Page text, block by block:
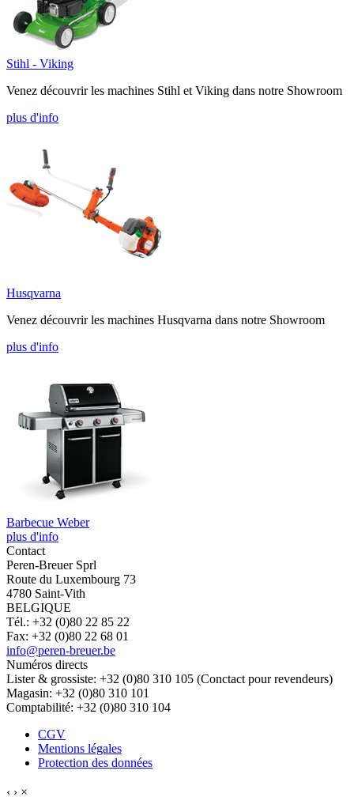
Stihl - Viking
Venez découvrir les machines Stihl et Viking dans notre Showroom
plus d'info
Husqvarna
Venez découvrir les machines Husqvarna dans notre Showroom
plus d'info
Barbecue Weber
plus d'info
Contact
Peren-Breuer Sprl
Route du Luxembourg 73
4780 Saint-Vith
BELGIQUE
Tél.: +32 (0)80 22 85 22
Fax: +32 (0)80 22 68 01
info@peren-breuer.be
Numéros directs
Lister & grossiste: +32 (0)80 310 105 (Conctact pour revendeurs)
Magasin: +32 (0)80 310 101
Comptabilité: +32 (0)80 310 104
CGV
Mentions légales
Protection des données
‹ › ×